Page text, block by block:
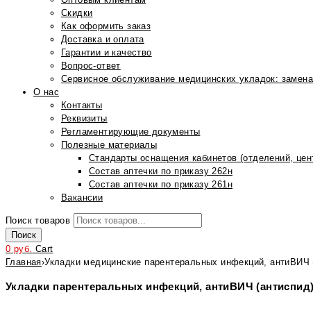
Скидки
Как оформить заказ
Доставка и оплата
Гарантии и качество
Вопрос-ответ
Сервисное обслуживание медицинских укладок:
О нас
Контакты
Реквизиты
Регламентирующие документы
Полезные материалы
Стандарты оснащения кабинетов (отделений,
Состав аптечки по приказу 262н
Состав аптечки по приказу 261н
Вакансии
Поиск товаров
Поиск
0 руб. Cart
Главная›Укладки медицинские парентеральных инфекций, антиВИЧ
Укладки парентеральных инфекций, антиВИЧ